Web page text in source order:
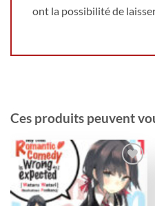
ont la possibilité de
Ces produits peuvent
Ajouter
à la
wishlist